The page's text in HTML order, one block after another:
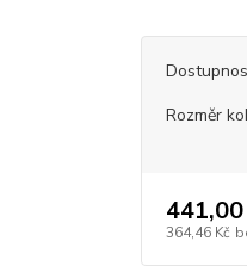
Rozměr
364,46 Kč